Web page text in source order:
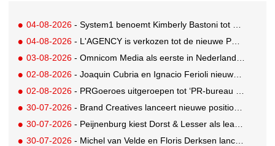
04-08-2026 - System1 benoemt Kimberly Bastoni tot Gobal Chief Commercial Officer
04-08-2026 - L'AGENCY is verkozen tot de nieuwe PR-partner van KoRo
03-08-2026 - Omnicom Media als eerste in Nederland actief met advertenties in ChatGPT
02-08-2026 - Joaquin Cubria en Ignacio Ferioli nieuwe Global CCO’s GUT, Renata Neumann Global Head of Production
02-08-2026 - PRGoeroes uitgeroepen tot ‘PR-bureau van het jaar 2026’
30-07-2026 - Brand Creatives lanceert nieuwe positionering: Create to Celebrate
30-07-2026 - Peijnenburg kiest Dorst & Lesser als lead social agency
30-07-2026 - Michel van Velde en Floris Derksen lanceren I.C.Y. group: drie specialistische bureaus, één visie op groei